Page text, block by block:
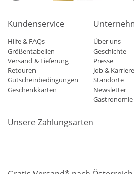
Kundenservice
Hilfe & FAQs
Größentabellen
Versand & Lieferung
Retouren
Gutscheinbedingungen
Geschenkkarten
Über uns
Geschichte
Presse
Job & Karriere
Standorte
Newsletter
Gastronomie
Unsere Zahlungsarten